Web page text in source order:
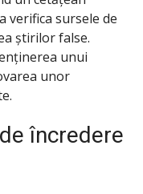
verifica sursele de
știrilor false.
unui
unor
încredere